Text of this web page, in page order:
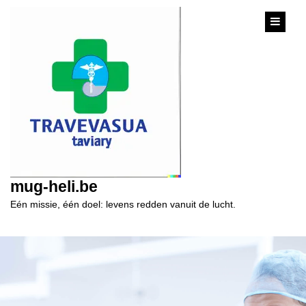
mug-heli.be
Eén missie, één doel: levens redden vanuit de lucht.